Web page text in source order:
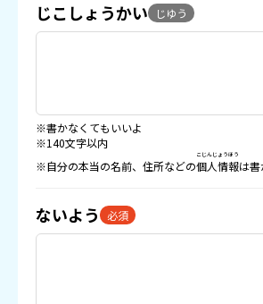
じこしょうかい じゆう
※書かなくてもいいよ
※140文字以内
※自分の本当の名前、住所などの個人情報
こじんじょうほう
は
ないよう 必須